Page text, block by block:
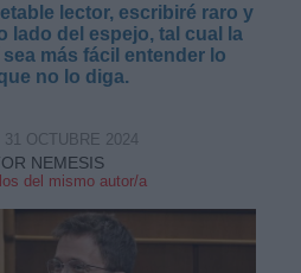
lector, escribiré raro y
lado del espejo, tal cual la
más fácil entender lo
no lo diga.
NEMESIS
del mismo autor/a
31 OCTUBRE 2024